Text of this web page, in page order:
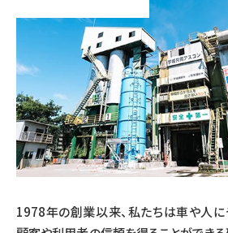
1978年の創業以来、私たちは車や人に